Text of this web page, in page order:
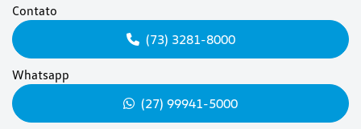
Contato
(73) 3281-8000
Whatsapp
(27) 99941-5000